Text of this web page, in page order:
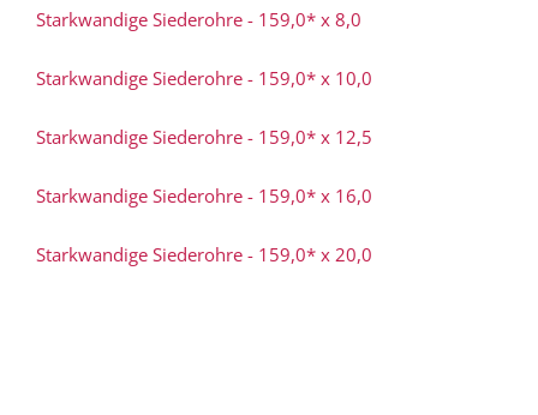
Starkwandige Siederohre - 159,0* x 8,0
Starkwandige Siederohre - 159,0* x 10,0
Starkwandige Siederohre - 159,0* x 12,5
Starkwandige Siederohre - 159,0* x 16,0
Starkwandige Siederohre - 159,0* x 20,0